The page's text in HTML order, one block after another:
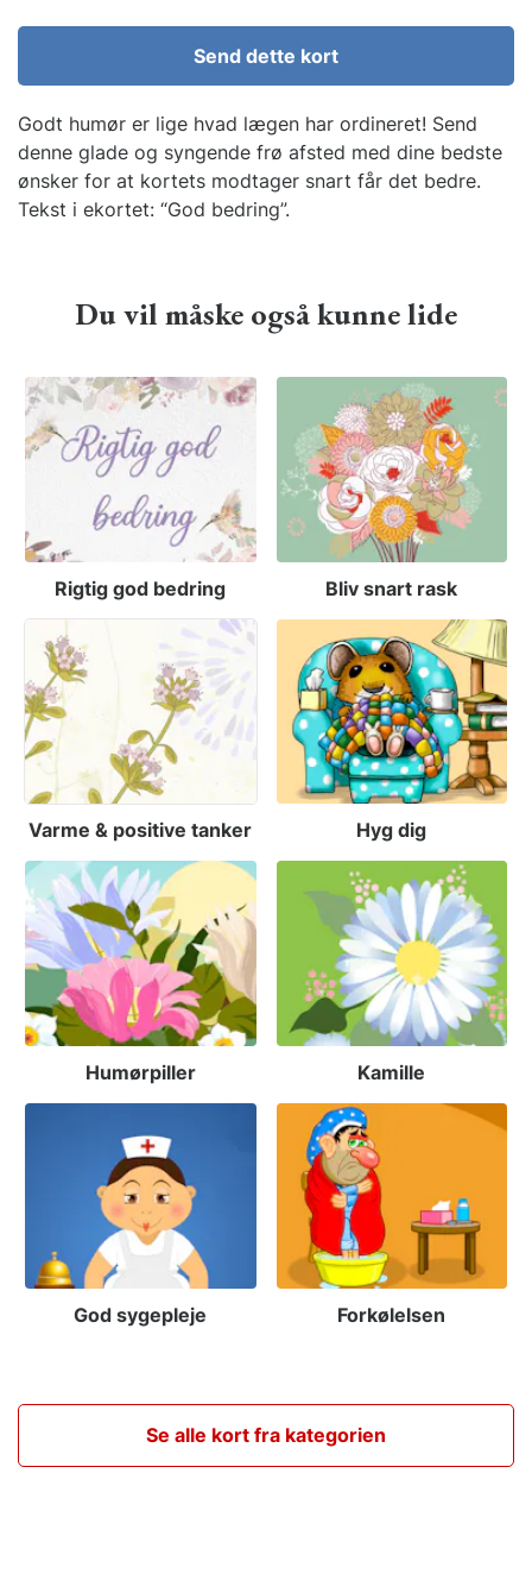
Send dette kort
Godt humør er lige hvad lægen har ordineret! Send
denne glade og syngende frø afsted med dine bedste
ønsker for at kortets modtager snart får det bedre.
Tekst i ekortet: “God bedring”.
Du vil måske også kunne lide
Rigtig god bedring Bliv snart rask
Varme & positive tanker Hyg dig
Humørpiller Kamille
God sygepleje Forkølelsen
Se alle kort fra kategorien